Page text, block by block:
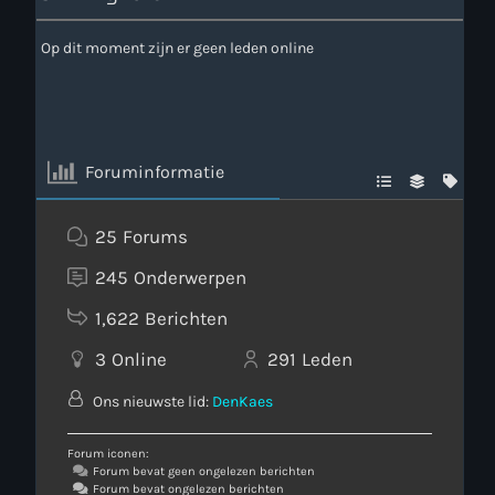
Op dit moment zijn er geen leden online
Foruminformatie
25 Forums
245 Onderwerpen
1,622 Berichten
3 Online 291 Leden
Ons nieuwste lid: DenKaes
Forum iconen:
Forum bevat geen ongelezen berichten
Forum bevat ongelezen berichten